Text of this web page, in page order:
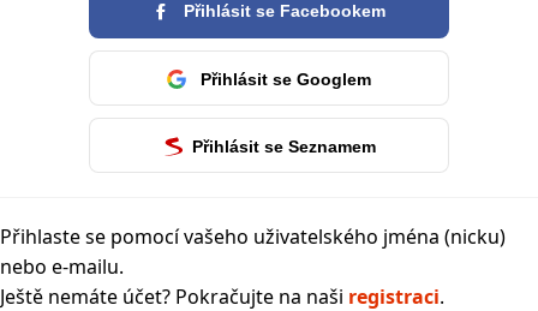
Přihlásit se Facebookem
Přihlásit se Googlem
Přihlásit se Seznamem
Přihlaste se pomocí vašeho uživatelského jména (nicku)
nebo e-mailu.
Ještě nemáte účet? Pokračujte na naši registraci.